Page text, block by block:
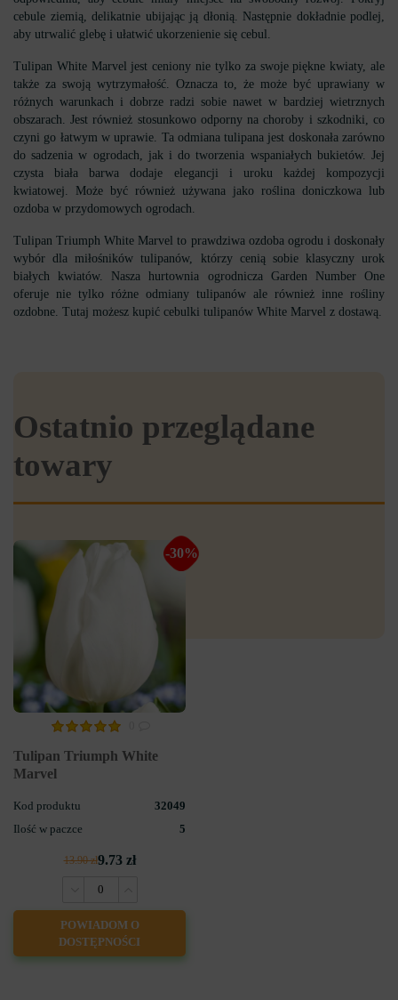
cebule ziemią, delikatnie ubijając ją dłonią. Następnie dokładnie podlej,
aby utrwalić glebę i ułatwić ukorzenienie się cebul.
Tulipan White Marvel jest ceniony nie tylko za swoje piękne kwiaty, ale
także za swoją wytrzymałość. Oznacza to, że może być uprawiany w
różnych warunkach i dobrze radzi sobie nawet w bardziej wietrznych
obszarach. Jest również stosunkowo odporny na choroby i szkodniki, co
czyni go łatwym w uprawie. Ta odmiana tulipana jest doskonała zarówno
do sadzenia w ogrodach, jak i do tworzenia wspaniałych bukietów. Jej
czysta biała barwa dodaje elegancji i uroku każdej kompozycji
kwiatowej. Może być również używana jako roślina doniczkowa lub
ozdoba w przydomowych ogrodach.
Tulipan Triumph White Marvel to prawdziwa ozdoba ogrodu i doskonały
wybór dla miłośników tulipanów, którzy cenią sobie klasyczny urok
białych kwiatów. Nasza hurtownia ogrodnicza Garden Number One
oferuje nie tylko różne odmiany tulipanów ale również inne rośliny
ozdobne. Tutaj możesz kupić cebulki tulipanów White Marvel z dostawą.
Ostatnio przeglądane
towary
-30%
Tulipan Triumph White
Marvel
Kod produktu
32049
Ilość w paczce
5
13.90 zł9.73 zł
POWIADOM O
DOSTĘPNOŚCI